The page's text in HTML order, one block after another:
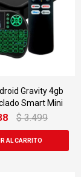
Gravity 4gb
Smart Mini
$ 3.499